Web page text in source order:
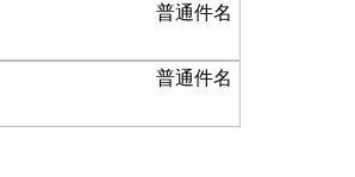
普通件名
普通件名